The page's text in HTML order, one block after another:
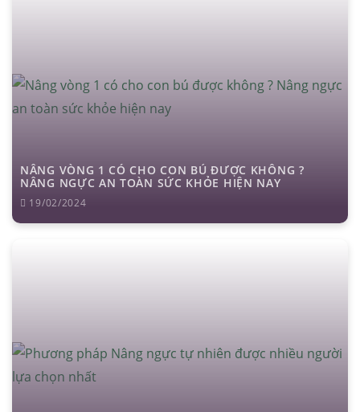
NÂNG VÒNG 1 CÓ CHO CON BÚ ĐƯỢC KHÔNG ?
NÂNG NGỰC AN TOÀN SỨC KHỎE HIỆN NAY
19/02/2024